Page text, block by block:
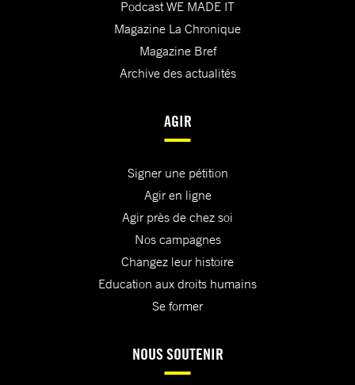
Podcast WE MADE IT
Magazine La Chronique
Magazine Bref
Archive des actualités
AGIR
Signer une pétition
Agir en ligne
Agir près de chez soi
Nos campagnes
Changez leur histoire
Education aux droits humains
Se former
NOUS SOUTENIR